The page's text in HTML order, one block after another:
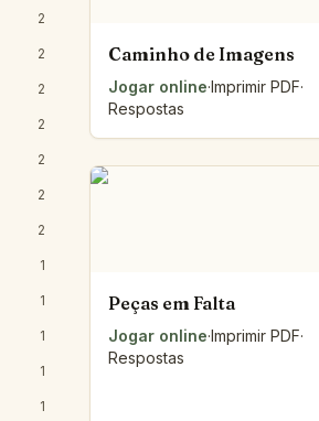
2
2
2
2
2
2
2
1
1
1
1
1
Caminho de Imagens
Jogar online·Imprimir PDF·
Respostas
Peças em Falta
Jogar online·Imprimir PDF·
Respostas